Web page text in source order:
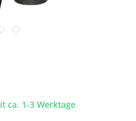
ca. 1-3 Werktage